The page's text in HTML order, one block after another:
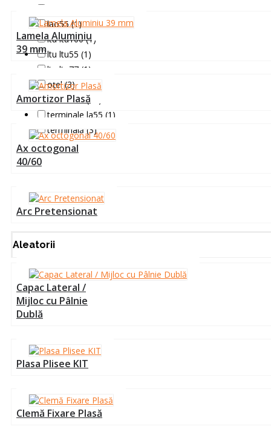
lao55 (1)
ltu ltu100 (1)
ltu ltu55 (1)
ltu ltu77 (1)
oțel (3)
terminale (10)
terminale la55 (1)
terminală (3)
Lamela Aluminiu
39 mm
Amortizor Plasă
Ax octogonal
40/60
Arc Pretensionat
Aleatorii
Capac Lateral /
Mijloc cu Pâlnie
Dublă
Plasa Plisee KIT
Clemă Fixare Plasă